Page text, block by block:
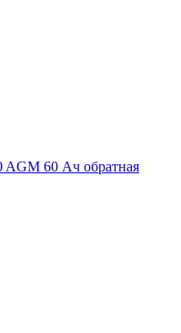
AGM 60 Ач обратная